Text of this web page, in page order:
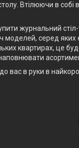
Втілюючи в
журнальний
серед яких
квартирах, це
в руки в